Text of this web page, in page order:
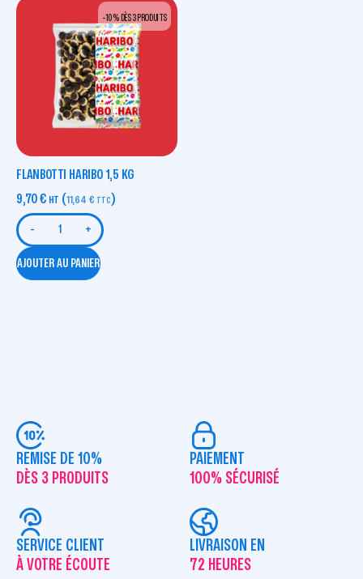
-10 % DÈS 3 PRODUITS
FLANBOTTI HARIBO 1,5 KG
9,70€ HT (11,64 € TTC)
- +
AJOUTER AU PANIER
REMISE DE 10%
DÈS 3 PRODUITS
PAIEMENT
100% SÉCURISÉ
SERVICE CLIENT
À VOTRE ÉCOUTE
LIVRAISON EN
72 HEURES